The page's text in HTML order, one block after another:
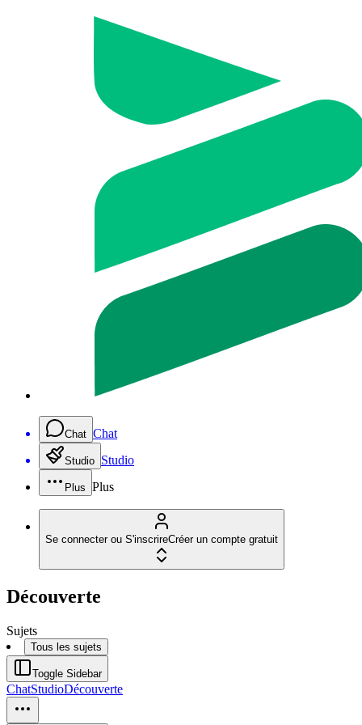
Chat Chat
Studio Studio
Plus Plus
Se connecter ou S'inscrireCréer un compte gratuit
Découverte
Sujets
Tous les sujets
Toggle Sidebar
ChatStudioDécouverte